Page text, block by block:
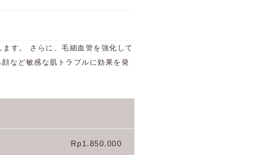
す。 さらに、毛細血管を強化して
など敏感な肌トラブルに効果を発
Rp1.850.000